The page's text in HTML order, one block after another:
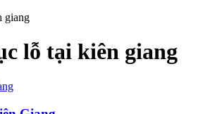
giang
lỗ tại kiên giang